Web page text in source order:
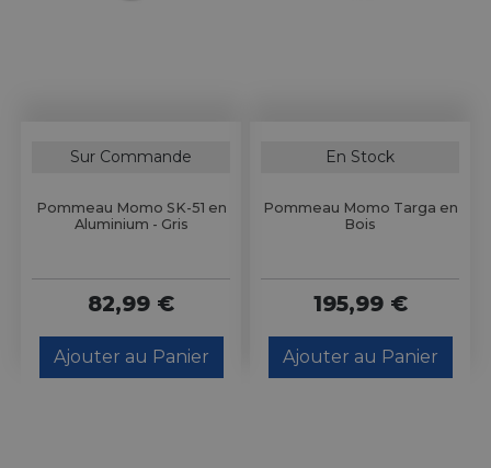
Sur Commande
Pommeau Momo SK-51 en
Aluminium - Gris
82,99 €
Ajouter au Panier
En Stock
Pommeau Momo Targa en
Bois
195,99 €
Ajouter au Panier